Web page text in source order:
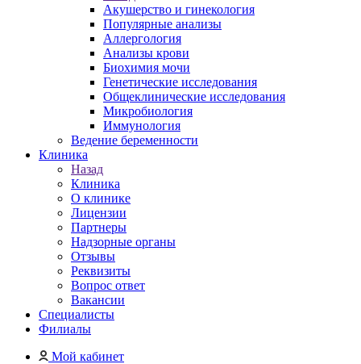
Акушерство и гинекология
Популярные анализы
Аллергология
Анализы крови
Биохимия мочи
Генетические исследования
Общеклинические исследования
Микробиология
Иммунология
Ведение беременности
Клиника
Назад
Клиника
О клинике
Лицензии
Партнеры
Надзорные органы
Отзывы
Реквизиты
Вопрос ответ
Вакансии
Специалисты
Филиалы
Мой кабинет